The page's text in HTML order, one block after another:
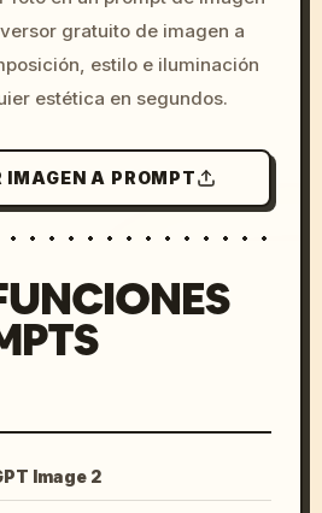
c, cyberpunk sunset, neon
colors, 8k --v 6.0
gratuito de imagen a
estilo e iluminación
estética en segundos.
IMAGEN A PROMPT
Image 2